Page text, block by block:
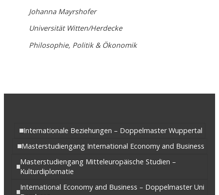
Johanna Mayrshofer
Universität Witten/Herdecke
Philosophie, Politik & Ökonomik
Internationale Beziehungen – Doppelmaster Wuppertal
Masterstudiengang International Economy and Business
Masterstudiengang Mitteleuropäische Studien –
Kulturdiplomatie
International Economy and Business – Doppelmaster Uni